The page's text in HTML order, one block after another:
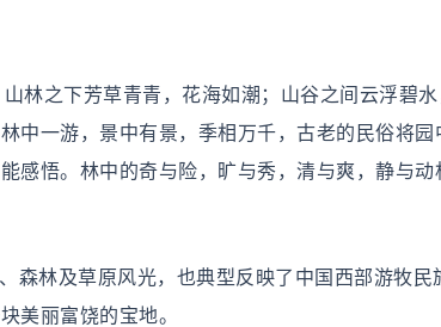
之下芳草青青，花海如潮；山谷之间云浮碧水
中一游，景中有景，季相万千，古老的民俗将园
感悟。林中的奇与险，旷与秀，清与爽，静与动
林及草原风光，也典型反映了中国西部游牧民
美丽富饶的宝地。